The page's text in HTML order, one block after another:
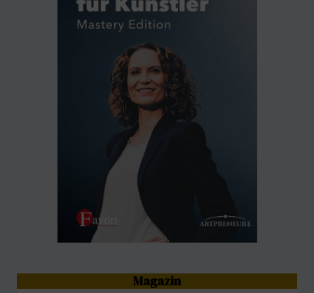
Magazin